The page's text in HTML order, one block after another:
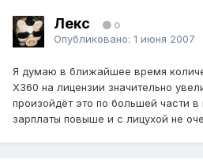
Лекс 0
Опубликовано: 1 июня 2007
Я думаю в ближайшее время
Х360 на лицензии значительно
произойдёт это по большей части в
зарплаты повыше и с лицухой не